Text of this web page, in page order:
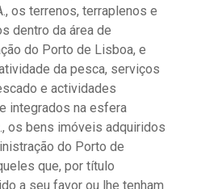
os terrenos, terraplenos e
dentro da área de
do Porto de Lisboa, e
da pesca, serviços
e actividades
integrados na esfera
os bens imóveis adquiridos
do Porto de
que, por título
a seu favor ou lhe tenham